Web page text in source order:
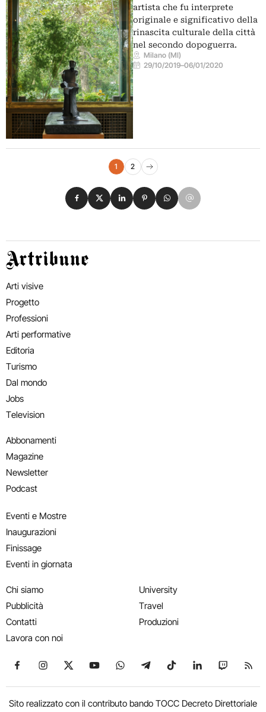
artista che fu interprete
originale e significativo della
rinascita culturale della città
nel secondo dopoguerra.
Milano (MI)
29/10/2019–06/01/2020
Navigazione eventi
1 2
Pagina successiva
Condividi su Facebook
Condividi su X
Condividi su LinkedIn
Condividi su Pinterest
Condividi su WhatsApp
Condividi su Email
Artribune
Arti visive
Progetto
Professioni
Arti performative
Editoria
Turismo
Dal mondo
Jobs
Television
Abbonamenti
Magazine
Newsletter
Podcast
Eventi e Mostre
Inaugurazioni
Finissage
Eventi in giornata
Chi siamo
Pubblicità
Contatti
Lavora con noi
University
Travel
Produzioni
Seguici su Facebook
Seguici su Instagram
Seguici su X
Seguici su YouTube
Seguici su WhatsApp
Seguici su Telegram
Seguici su TikTok
Seguici su
Seguici
Sito realizzato con il contributo bando TOCC Decreto Direttoriale